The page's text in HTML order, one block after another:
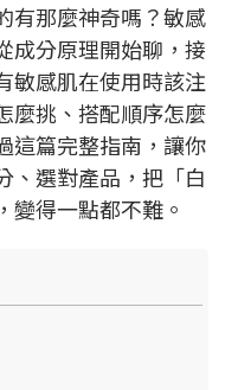
有那麼神奇嗎？敏感
成分原理開始聊，接
敏感肌在使用時該注
麼挑、搭配順序怎麼
這篇完整指南，讓你
、選對產品，把「白
變得一點都不難。